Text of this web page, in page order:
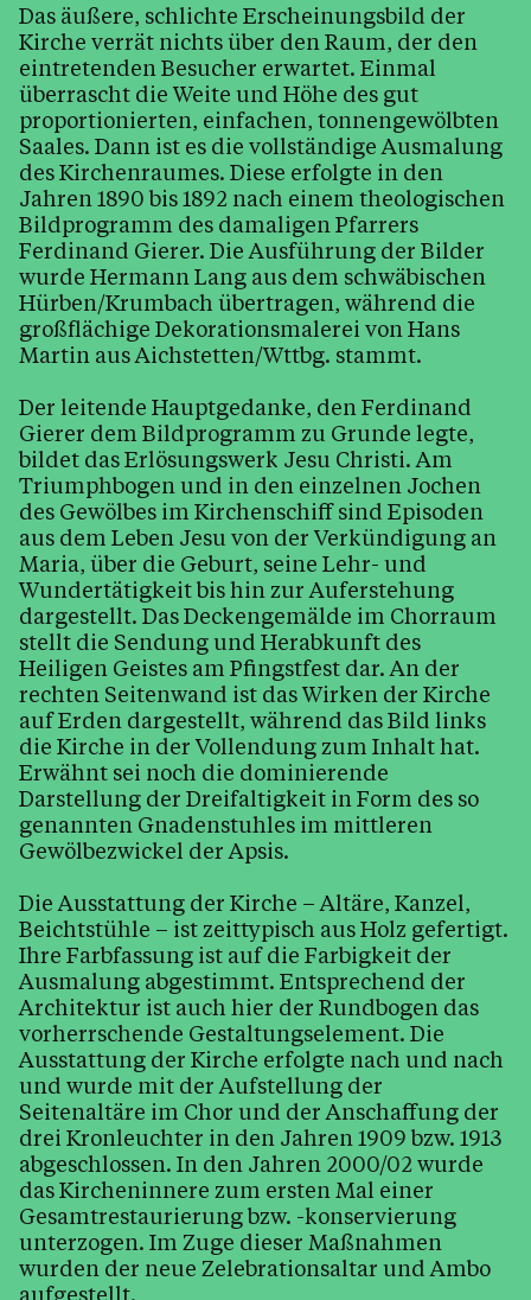
Das äußere, schlichte Erscheinungsbild der
Kirche verrät nichts über den Raum, der den
eintretenden Besucher erwartet. Einmal
überrascht die Weite und Höhe des gut
proportionierten, einfachen, tonnengewölbten
Saales. Dann ist es die vollständige Ausmalung
des Kirchenraumes. Diese erfolgte in den
Jahren 1890 bis 1892 nach einem theologischen
Bildprogramm des damaligen Pfarrers
Ferdinand Gierer. Die Ausführung der Bilder
wurde Hermann Lang aus dem schwäbischen
Hürben/Krumbach übertragen, während die
großflächige Dekorationsmalerei von Hans
Martin aus Aichstetten/Wttbg. stammt.
Der leitende Hauptgedanke, den Ferdinand
Gierer dem Bildprogramm zu Grunde legte,
bildet das Erlösungswerk Jesu Christi. Am
Triumphbogen und in den einzelnen Jochen
des Gewölbes im Kirchenschiff sind Episoden
aus dem Leben Jesu von der Verkündigung an
Maria, über die Geburt, seine Lehr- und
Wundertätigkeit bis hin zur Auferstehung
dargestellt. Das Deckengemälde im Chorraum
stellt die Sendung und Herabkunft des
Heiligen Geistes am Pfingstfest dar. An der
rechten Seitenwand ist das Wirken der Kirche
auf Erden dargestellt, während das Bild links
die Kirche in der Vollendung zum Inhalt hat.
Erwähnt sei noch die dominierende
Darstellung der Dreifaltigkeit in Form des so
genannten Gnadenstuhles im mittleren
Gewölbezwickel der Apsis.
Die Ausstattung der Kirche – Altäre, Kanzel,
Beichtstühle – ist zeittypisch aus Holz gefertigt.
Ihre Farbfassung ist auf die Farbigkeit der
Ausmalung abgestimmt. Entsprechend der
Architektur ist auch hier der Rundbogen das
vorherrschende Gestaltungselement. Die
Ausstattung der Kirche erfolgte nach und nach
und wurde mit der Aufstellung der
Seitenaltäre im Chor und der Anschaffung der
drei Kronleuchter in den Jahren 1909 bzw. 1913
abgeschlossen. In den Jahren 2000/02 wurde
das Kircheninnere zum ersten Mal einer
Gesamtrestaurierung bzw. -konservierung
unterzogen. Im Zuge dieser Maßnahmen
wurden der neue Zelebrationsaltar und Ambo